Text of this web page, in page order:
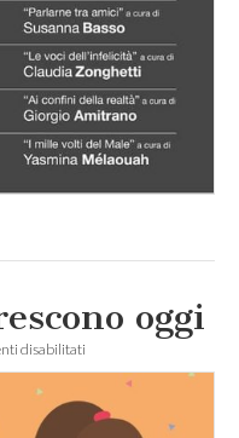
oggi
disabilitati
Piccole
crescono
oggi